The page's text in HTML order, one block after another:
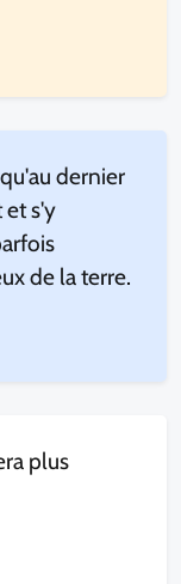
dernier
s'y
de la terre.
plus